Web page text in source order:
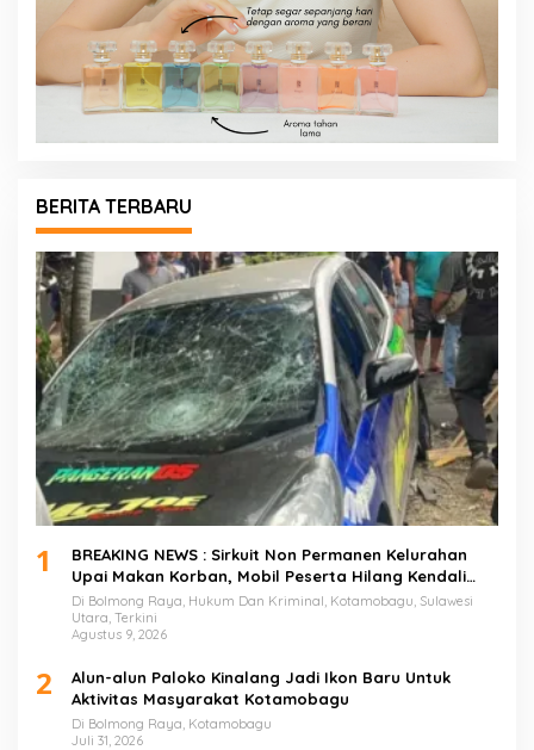
BERITA TERBARU
1
BREAKING NEWS : Sirkuit Non Permanen Kelurahan
Upai Makan Korban, Mobil Peserta Hilang Kendali
Tabrak Penonton
Di Bolmong Raya, Hukum Dan Kriminal, Kotamobagu, Sulawesi
Utara, Terkini
Agustus 9, 2026
2
Alun-alun Paloko Kinalang Jadi Ikon Baru Untuk
Aktivitas Masyarakat Kotamobagu
Di Bolmong Raya, Kotamobagu
Juli 31, 2026